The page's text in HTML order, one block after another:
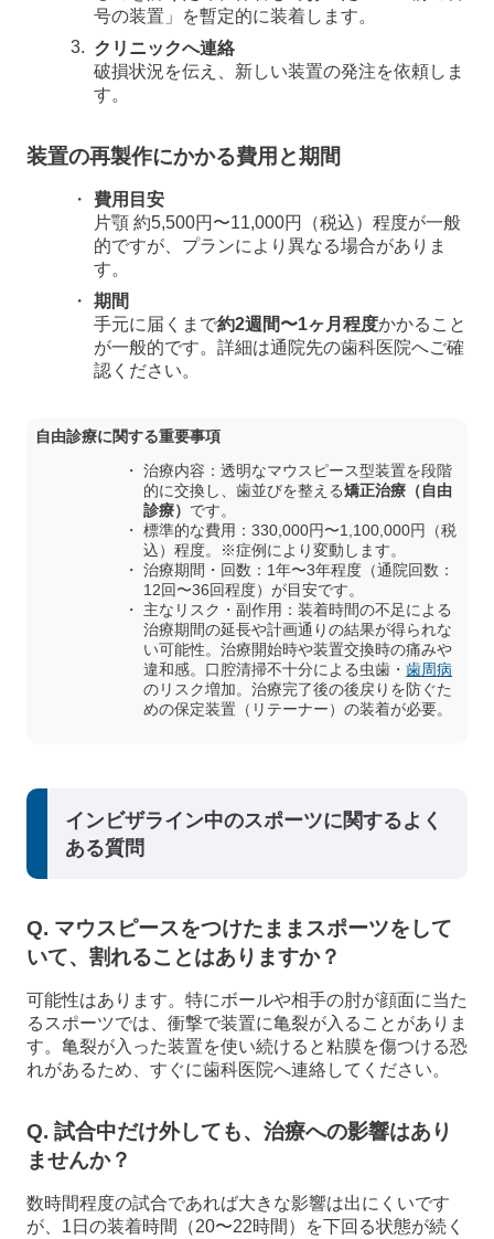
号の装置」を暫定的に装着します。
クリニックへ連絡
破損状況を伝え、新しい装置の発注を依頼しま
す。
装置の再製作にかかる費用と期間
費用目安
片顎 約5,500円〜11,000円（税込）程度が一般
的ですが、プランにより異なる場合がありま
す。
期間
手元に届くまで約2週間〜1ヶ月程度かかること
が一般的です。詳細は通院先の歯科医院へご確
認ください。
自由診療に関する重要事項
治療内容：透明なマウスピース型装置を段階
的に交換し、歯並びを整える矯正治療（自由
診療） です。
標準的な費用：330,000円〜1,100,000円（税
込）程度。※症例により変動します。
治療期間・回数：1年〜3年程度（通院回数：
12回〜36回程度）が目安です。
主なリスク・副作用：装着時間の不足による
治療期間の延長や計画通りの結果が得られな
い可能性。治療開始時や装置交換時の痛みや
違和感。口腔清掃不十分による虫歯・歯周病
のリスク増加。治療完了後の後戻りを防ぐた
めの保定装置（リテーナー）の装着が必要。
インビザライン中のスポーツに関するよく
ある質問
Q. マウスピースをつけたままスポーツをして
いて、割れることはありますか？
可能性はあります。特にボールや相手の肘が顔面に当た
るスポーツでは、衝撃で装置に亀裂が入ることがありま
す。亀裂が入った装置を使い続けると粘膜を傷つける恐
れがあるため、すぐに歯科医院へ連絡してください。
Q. 試合中だけ外しても、治療への影響はあり
ませんか？
数時間程度の試合であれば大きな影響は出にくいです
が、1日の装着時間（20〜22時間）を下回る状態が続く